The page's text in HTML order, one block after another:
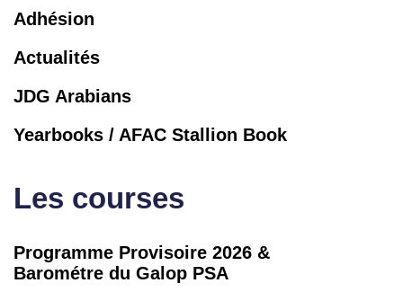
Adhésion
Actualités
JDG Arabians
Yearbooks / AFAC Stallion Book
Les courses
Programme Provisoire 2026 &
Barométre du Galop PSA